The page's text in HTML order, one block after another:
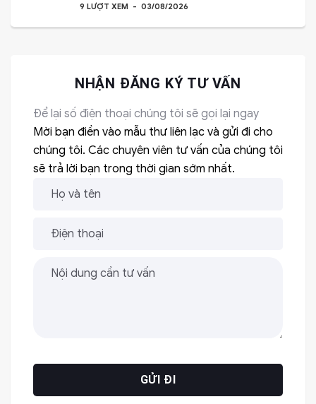
9 LƯỢT XEM 03/08/2026
NHẬN ĐĂNG KÝ TƯ VẤN
Để lại số điện thoại chúng tôi sẽ gọi lại ngay
Mời bạn điền vào mẫu thư liên lạc và gửi đi cho
chúng tôi. Các chuyên viên tư vấn của chúng tôi
sẽ trả lời bạn trong thời gian sớm nhất.